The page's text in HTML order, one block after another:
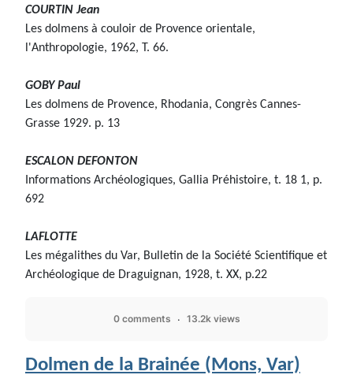
COURTIN Jean
Les dolmens à couloir de Provence orientale,
l'Anthropologie, 1962, T. 66.
GOBY Paul
Les dolmens de Provence, Rhodania, Congrès Cannes-
Grasse 1929. p. 13
ESCALON DEFONTON
Informations Archéologiques, Gallia Préhistoire, t. 18 1, p.
692
LAFLOTTE
Les mégalithes du Var, Bulletin de la Société Scientifique et
Archéologique de Draguignan, 1928, t. XX, p.22
0 comments 13.2k views
Dolmen de la Brainée (Mons, Var)